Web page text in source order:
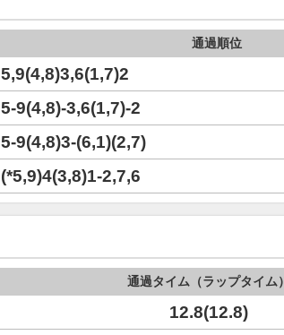
通過順位
5,9(4,8)3,6(1,7)2
5-9(4,8)-3,6(1,7)-2
5-9(4,8)3-(6,1)(2,7)
(*5,9)4(3,8)1-2,7,6
通過タイム（ラップタイム）
12.8(12.8)